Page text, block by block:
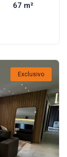
67 m²
Exclusivo